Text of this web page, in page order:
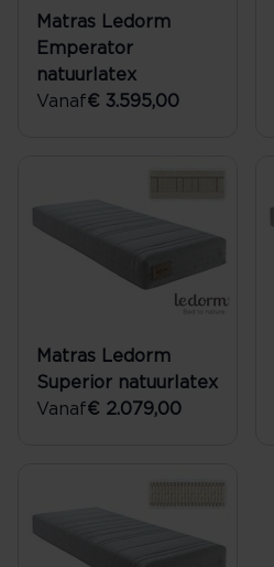
Matras Ledorm
Emperator
natuurlatex
Vanaf€ 3.595,00
Matras Ledorm
Superior natuurlatex
Vanaf€ 2.079,00